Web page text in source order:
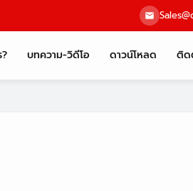
บทความ-วิดีโอ ดาวน์โหลด ติด